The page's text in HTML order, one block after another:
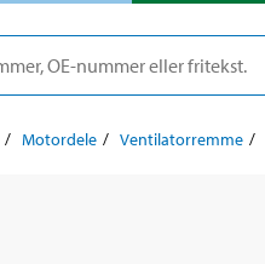
Motordele Ventilatorremme